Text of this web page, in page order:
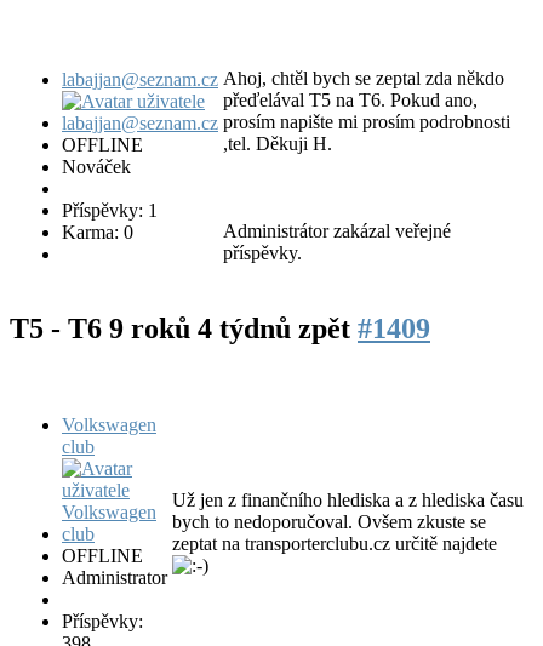
labajjan@seznam.cz
OFFLINE
Nováček
Příspěvky: 1
Karma: 0
Ahoj, chtěl bych se zeptal zda někdo
přeďelával T5 na T6. Pokud ano,
prosím napište mi prosím podrobnosti
,tel. Děkuji H.
Administrátor zakázal veřejné
příspěvky.
T5 - T6 9 roků 4 týdnů zpět #1409
Volkswagen
club
OFFLINE
Administrator
Příspěvky:
Už jen z finančního hlediska a z hlediska času
bych to nedoporučoval. Ovšem zkuste se
zeptat na transporterclubu.cz určitě najdete